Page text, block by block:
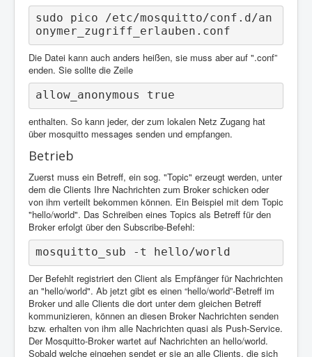
sudo pico /etc/mosquitto/conf.d/an
onymer_zugriff_erlauben.conf
Die Datei kann auch anders heißen, sie muss aber auf ".conf”
enden. Sie sollte die Zeile
allow_anonymous true
enthalten. So kann jeder, der zum lokalen Netz Zugang hat
über mosquitto messages senden und empfangen.
Betrieb
Zuerst muss ein Betreff, ein sog. "Topic" erzeugt werden, unter
dem die Clients Ihre Nachrichten zum Broker schicken oder
von ihm verteilt bekommen können. Ein Beispiel mit dem Topic
"hello/world". Das Schreiben eines Topics als Betreff für den
Broker erfolgt über den Subscribe-Befehl:
mosquitto_sub -t hello/world
Der Befehlt registriert den Client als Empfänger für Nachrichten
an "hello/world". Ab jetzt gibt es einen “hello/world”-Betreff im
Broker und alle Clients die dort unter dem gleichen Betreff
kommunizieren, können an diesen Broker Nachrichten senden
bzw. erhalten von ihm alle Nachrichten quasi als Push-Service.
Der Mosquitto-Broker wartet auf Nachrichten an hello/world.
Sobald welche eingehen sendet er sie an alle Clients, die sich